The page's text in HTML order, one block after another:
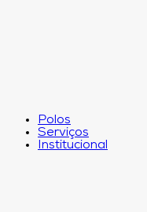
Polos
Serviços
Institucional